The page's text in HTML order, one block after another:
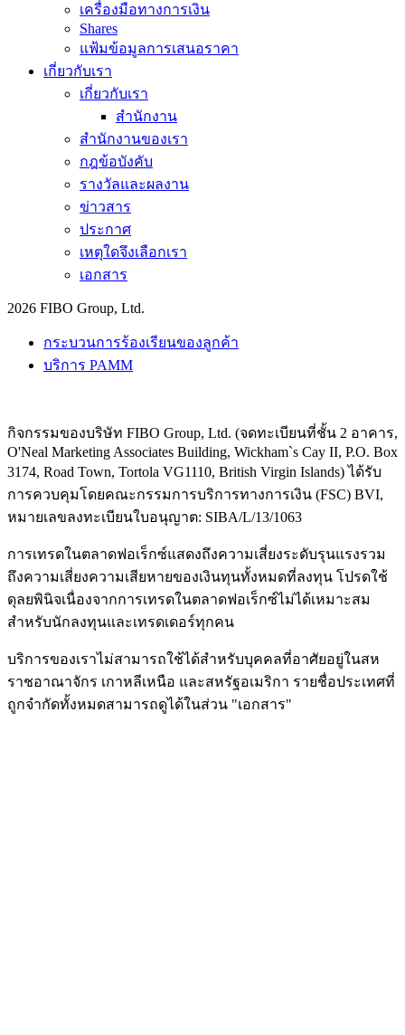
เครื่องมือทางการเงิน
Shares
แฟ้มข้อมูลการเสนอราคา
เกี่ยวกับเรา
เกี่ยวกับเรา
สำนักงาน
สำนักงานของเรา
กฎข้อบังคับ
รางวัลและผลงาน
ข่าวสาร
ประกาศ
เหตุใดจึงเลือกเรา
เอกสาร
2026 FIBO Group, Ltd.
กระบวนการร้องเรียนของลูกค้า
บริการ PAMM
กิจกรรมของบริษัท FIBO Group, Ltd. (จดทะเบียนที่ชั้น 2 อาคาร,
O'Neal Marketing Associates Building, Wickham`s Cay II, P.O. Box
3174, Road Town, Tortola VG1110, British Virgin Islands) ได้รับ
การควบคุมโดยคณะกรรมการบริการทางการเงิน (FSC) BVI,
หมายเลขลงทะเบียนใบอนุญาต: SIBA/L/13/1063
การเทรดในตลาดฟอเร็กซ์แสดงถึงความเสี่ยงระดับรุนแรงรวม
ถึงความเสี่ยงความเสียหายของเงินทุนทั้งหมดที่ลงทุน โปรดใช้
ดุลยพินิจเนื่องจากการเทรดในตลาดฟอเร็กซ์ไม่ได้เหมาะสม
สำหรับนักลงทุนและเทรดเดอร์ทุกคน
บริการของเราไม่สามารถใช้ได้สำหรับบุคคลที่อาศัยอยู่ในสห
ราชอาณาจักร เกาหลีเหนือ และสหรัฐอเมริกา รายชื่อประเทศที่
ถูกจำกัดทั้งหมดสามารถดูได้ในส่วน "เอกสาร"